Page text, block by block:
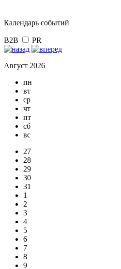
Календарь событий
B2B PR
Август 2026
пн
вт
ср
чт
пт
сб
вс
27
28
29
30
31
1
2
3
4
5
6
7
8
9